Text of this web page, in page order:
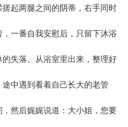
起两腿之间的阴蒂，右手同时
一番自我安慰后，只留下沐浴
失落。从浴室里出来，整理好
中遇到看着自己长大的老管
然后娓娓说道：大小姐，您要